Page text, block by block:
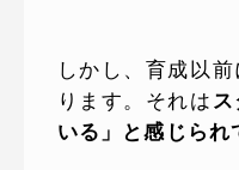
しかし、育成以
ります。それは
いる」と感じられ